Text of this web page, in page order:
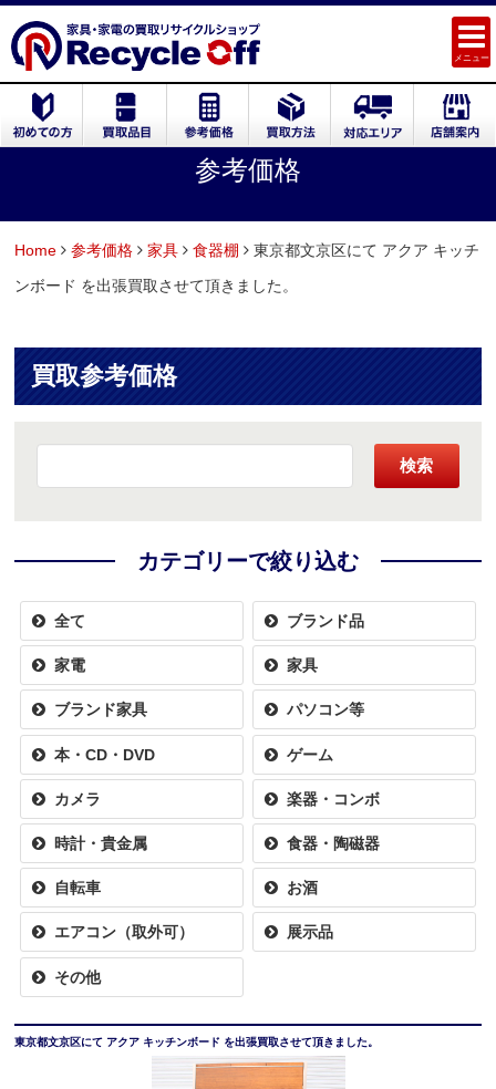
メニュー
参考価格
Home 参考価格 家具 食器棚
東京都文京区にて アクア キッチ
ンボード を出張買取させて頂きました。
買取参考価格
検索
カテゴリーで絞り込む
全て ブランド品
家電 家具
ブランド家具 パソコン等
本・CD・DVD ゲーム
カメラ 楽器・コンボ
時計・貴金属 食器・陶磁器
自転車 お酒
エアコン（取外可） 展示品
その他
東京都文京区にて アクア キッチンボード を出張買取させて頂きました。